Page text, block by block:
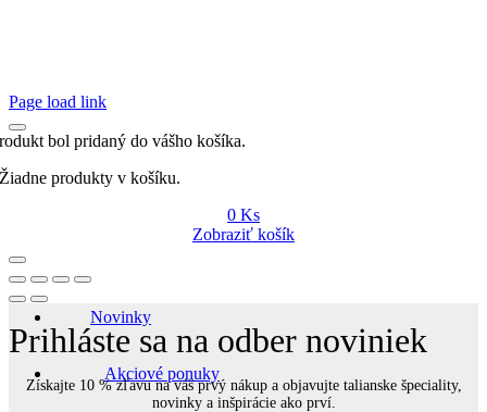
Page load link
bol pridaný do vášho košíka.
Žiadne produkty v košíku.
0 Ks
Zobraziť košík
Novinky
Akciové ponuky
Prihláste sa na odber noviniek
Získajte 10 % zľavu na váš prvý nákup a objavujte talianske špeciality,
novinky a inšpirácie ako prví.